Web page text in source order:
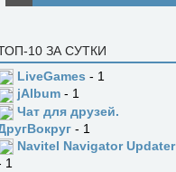
10 ЗА СУТКИ
LiveGames - 1
jAlbum - 1
Чат для друзей.
- 1
Navitel Navigator Updater
1